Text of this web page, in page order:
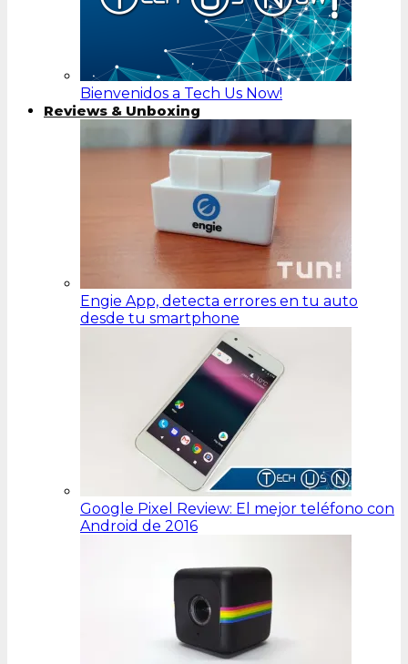
Bienvenidos a Tech Us Now!
Reviews & Unboxing
Engie App, detecta errores en tu auto
desde tu smartphone
Google Pixel Review: El mejor teléfono con
Android de 2016